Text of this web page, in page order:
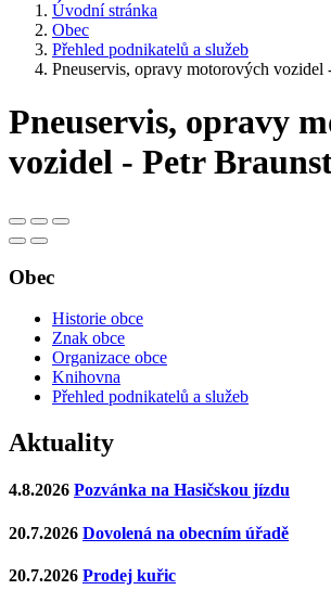
Úvodní stránka
Obec
Přehled podnikatelů a služeb
Pneuservis, opravy motorových vozidel
Pneuservis, opravy
vozidel - Petr
Obec
Historie obce
Znak obce
Organizace obce
Knihovna
Přehled podnikatelů a služeb
Aktuality
4.8.2026 Pozvánka na Hasičskou jízdu
20.7.2026 Dovolená na obecním úřadě
20.7.2026 Prodej kuřic